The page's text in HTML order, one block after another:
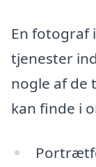
En fotograf
tjenester
nogle af de
kan finde i